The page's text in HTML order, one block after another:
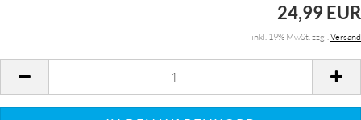
24,99 EUR
inkl. 19% MwSt. zzgl.Versand